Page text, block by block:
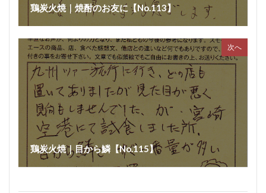
鶏炭火焼｜焼酎のお友に【No.113】
次へ
鶏炭火焼｜目から鱗【No.115】